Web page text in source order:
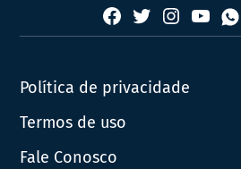
Facebook
TwitterInstagram
YouTube
Política de privacidade
Termos de uso
Fale Conosco